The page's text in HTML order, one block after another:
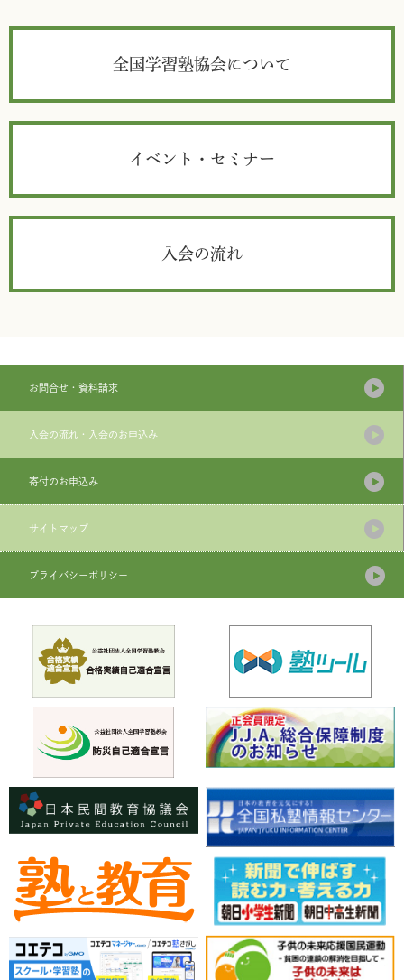
全国学習塾協会について
イベント・セミナー
入会の流れ
お問合せ・資料請求
入会の流れ・入会のお申込み
寄付のお申込み
サイトマップ
プライバシーポリシー